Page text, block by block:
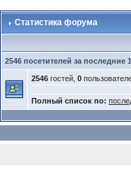
Статистика форума
2546 посетителей за последние
2546 гостей, 0
Полный список по: